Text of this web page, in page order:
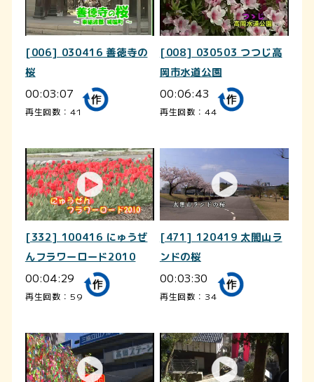
[006] 030416 善徳寺の
桜
00:03:07
再生回数：41
[008] 030503 つつじ高
岡市水道公園
00:06:43
再生回数：44
[332] 100416 にゅうぜ
んフラワーロード2010
00:04:29
再生回数：59
[471] 120419 太閤山ラ
ンドの桜
00:03:30
再生回数：34